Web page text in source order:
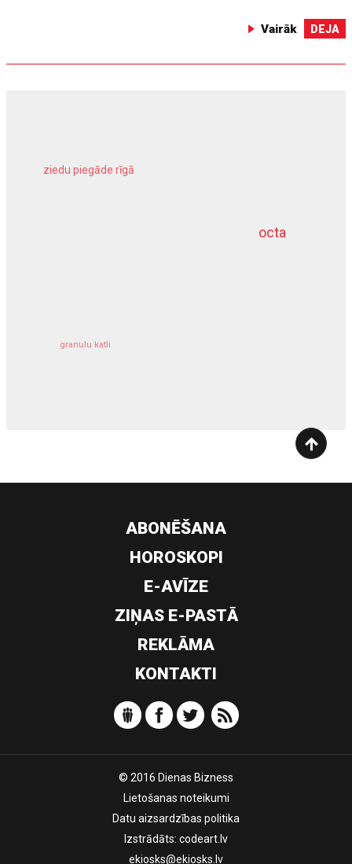
Vairāk DEJA
octa
ziedu piegāde rīgā
granulu katli
dziļurbums
ABONĒŠANA
HOROSKOPI
E-AVĪZE
ZIŅAS E-PASTĀ
REKLĀMA
KONTAKTI
© 2016 Dienas Bizness
Lietošanas noteikumi
Datu aizsardzības politika
Izstrādāts: codeart.lv
ekiosks@ekiosks.lv